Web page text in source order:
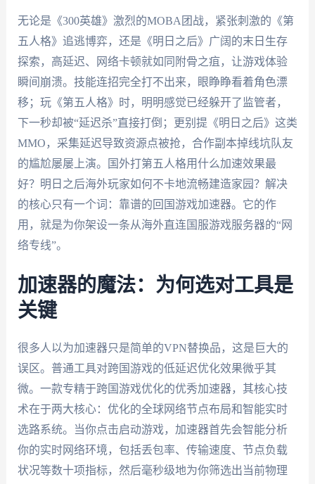
无论是《300英雄》激烈的MOBA团战，紧张刺激的《第
五人格》追逃博弈，还是《明日之后》广阔的末日生存
探索，高延迟、网络卡顿就如同附骨之疽，让游戏体验
瞬间崩溃。技能连招完全打不出来，眼睁睁看着角色漂
移；玩《第五人格》时，明明感觉已经躲开了监管者，
下一秒却被“延迟杀”直接打倒；更别提《明日之后》这类
MMO，采集延迟导致资源点被抢，合作副本掉线坑队友
的尴尬屡屡上演。国外打第五人格用什么加速效果最
好？明日之后海外玩家如何不卡地流畅建造家园？解决
的核心只有一个词：靠谱的回国游戏加速器。它的作
用，就是为你架设一条从海外直连国服游戏服务器的“网
络专线”。
加速器的魔法：为何选对工具是
关键
很多人以为加速器只是简单的VPN替换品，这是巨大的
误区。普通工具对跨国游戏的低延迟优化效果微乎其
微。一款专精于跨国游戏优化的优秀加速器，其核心技
术在于两大核心：优化的全球网络节点布局和智能实时
选路系统。当你点击启动游戏，加速器首先会智能分析
你的实时网络环境，包括丢包率、传输速度、节点负载
状况等数十项指标，然后毫秒级地为你筛选出当前物理